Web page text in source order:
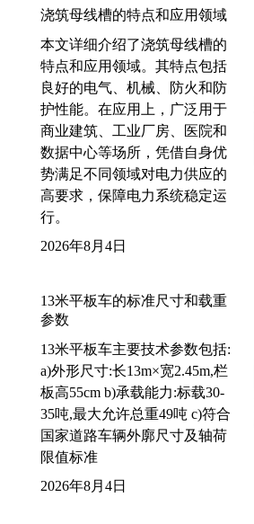
浇筑母线槽的特点和应用领域
本文详细介绍了浇筑母线槽的
特点和应用领域。其特点包括
良好的电气、机械、防火和防
护性能。在应用上，广泛用于
商业建筑、工业厂房、医院和
数据中心等场所，凭借自身优
势满足不同领域对电力供应的
高要求，保障电力系统稳定运
行。
2026年8月4日
13米平板车的标准尺寸和载重
参数
13米平板车主要技术参数包括:
a)外形尺寸:长13m×宽2.45m,栏
板高55cm b)承载能力:标载30-
35吨,最大允许总重49吨 c)符合
国家道路车辆外廓尺寸及轴荷
限值标准
2026年8月4日